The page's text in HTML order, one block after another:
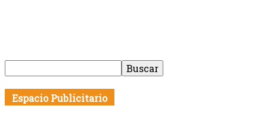
Espacio Publicitario